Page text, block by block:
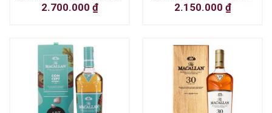
2.700.000 ₫
2.150.000 ₫